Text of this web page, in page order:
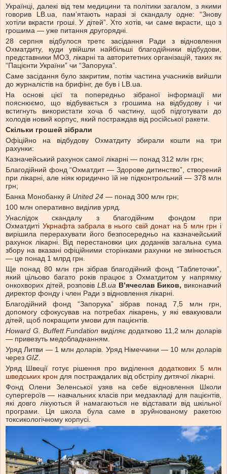
Українці, далекі від тем медицини та політики загалом, з якими
говорив LB.ua, пам’ятають наразі зі скандалу одне: “Знову
хотіли вкрасти гроші. У дітей”. Хто хотів, чи саме вкрасти, що з
грошима — уже питання другорядні.
28 серпня відбулося третє засідання Ради з відновлення
Охматдиту, куди увійшли найбільші благодійники відбудови,
представники МОЗ, лікарні та авторитетних організацій, таких як
“Пацієнти України” чи “Запорука”.
Саме засідання було закритим, потім частина учасників вийшли
до журналістів на брифінг, де був і LB.ua.
На основі цієї та попередньо зібраної інформації ми
пояснюємо, що відбувається з грошима на відбудову і чи
встигнуть використати хоча б частину, щоб підготувати до
холодів новий корпус, який постраждав від російської ракети.
Скільки грошей зібрали
Офіційно на відбудову Охматдиту збирали кошти на три
рахунки:
Казначейський рахунок самої лікарні — понад 312 млн грн;
Благодійний фонд “Охматдит — Здорове дитинство”, створений
при лікарні, але ніяк юридично їй не підконтрольний — 378 млн
грн;
Банка Монобанку й United 24 — понад 300 млн грн;
100 млн оперативно виділив уряд.
Унаслідок скандалу з благодійним фондом при
Охматдиті Укрнафта забрала в нього свій донат на 5 млн грн і
вирішила перерахувати його безпосередньо на казначейський
рахунок лікарні. Від перестановки цих доданків загальна сума
збору на вказані офіційними сторінками рахунки не змінюється
— це понад 1 млрд грн.
Ще понад 80 млн грн зібрав благодійний фонд “Таблеточки”,
який цільово багато років працює з Охматдитом у напрямку
онкохворих дітей, розповів LB.ua В’ячеслав Биков, виконавчий
директор фонду і член Ради з відновлення лікарні.
Благодійний фонд “Запорука” зібрав понад 7,5 млн грн,
допомогу сфокусував на потребах лікарень, у які евакуювали
дітей, щоб покращити умови для пацієнтів.
Howard G. Buffett Fundation виділяє додатково 11,2 млн доларів
— привезуть медобладнанням.
Уряд Литви — 1 млн доларів. Уряд Німеччини — 10 млн доларів
через GIZ.
Уряд Швеції готує рішення про виділення додаткових 5 млн
шведських крон для постраждалих від обстрілу дитячої лікарні.
Фонд Олени Зеленської узяв на себе відновлення Школи
супергероїв — навчальних класів при медзакладі для пацієнтів,
які довго лікуються й намагаються не відставати від шкільної
програми. Ця школа була саме в зруйнованому ракетою
токсикологічному корпусі.